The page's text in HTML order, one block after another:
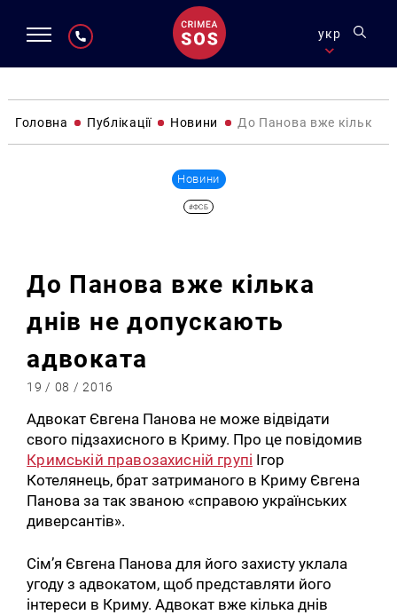
укр
Головна Публікації Новини До Панова вже кілька
Новини
#ФСБ
До Панова вже кілька
днів не допускають
адвоката
19 / 08 / 2016
Адвокат Євгена Панова не може відвідати
свого підзахисного в Криму. Про це повідомив
Кримській правозахисній групі Ігор
Котелянець, брат затриманого в Криму Євгена
Панова за так званою «справою українських
диверсантів».
Сім’я Євгена Панова для його захисту уклала
угоду з адвокатом, щоб представляти його
інтереси в Криму. Адвокат вже кілька днів